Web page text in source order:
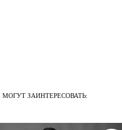
МОГУТ ЗАИНТЕРЕСОВАТЬ: